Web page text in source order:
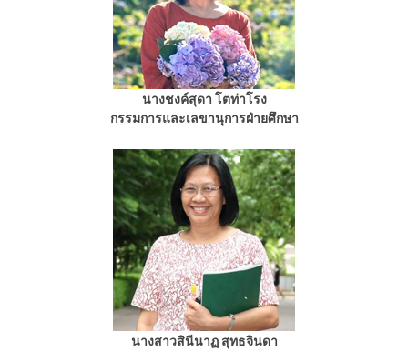
นางชงค์สุดา โตท่าโรง
กรรมการและเลขานุการฝ่ายศึกษา
นางสาวสินีนาฏ สุทธจินดา